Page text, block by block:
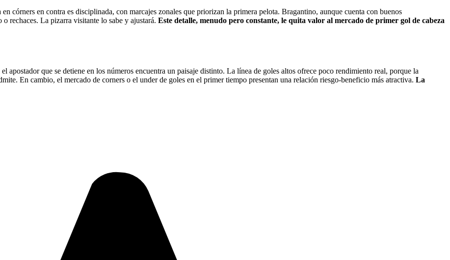
córners en contra es disciplinada, con marcajes zonales que priorizan la primera pelota. Bragantino, aunque cuenta con buenos
rechaces. La pizarra visitante lo sabe y ajustará. Este detalle, menudo pero constante, le quita valor al mercado de primer gol de cabeza
apostador que se detiene en los números encuentra un paisaje distinto. La línea de goles altos ofrece poco rendimiento real, porque la
En cambio, el mercado de corners o el under de goles en el primer tiempo presentan una relación riesgo-beneficio más atractiva. La